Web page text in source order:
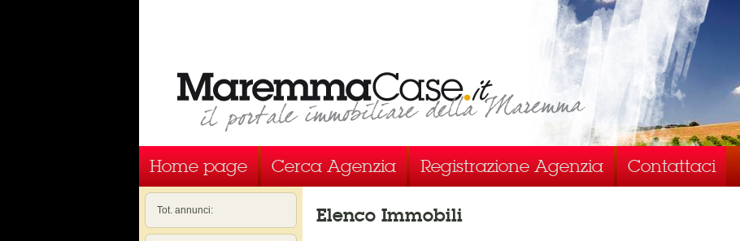
Home page Cerca Agenzia Registrazione Agenzia Contattaci
Tot. annunci: Elenco Immobili